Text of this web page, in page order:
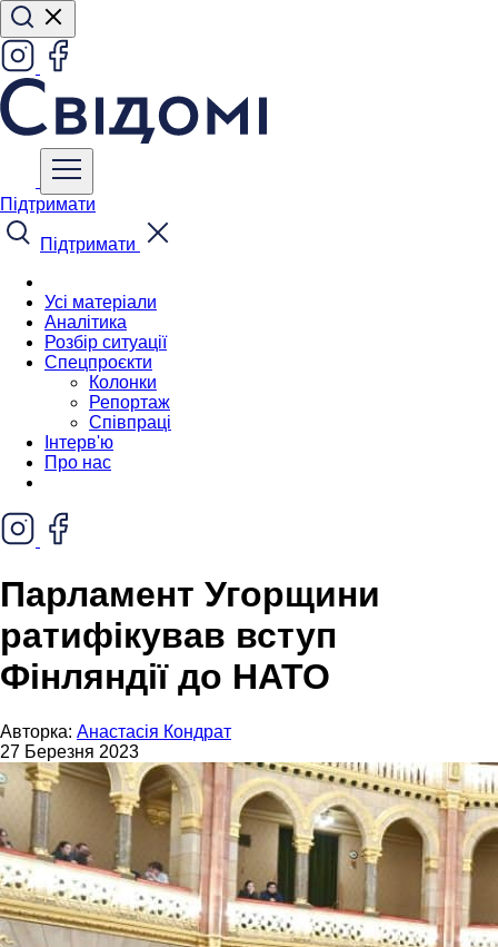
Підтримати
Підтримати
Усі матеріали
Аналітика
Розбір ситуації
Спецпроєкти
Колонки
Репортаж
Співпраці
Інтерв'ю
Про нас
Парламент Угорщини
ратифікував вступ
Фінляндії до НАТО
Авторка: Анастасія Кондрат
27 Березня 2023